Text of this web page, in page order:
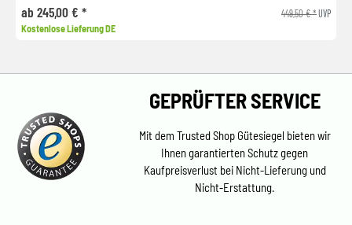
ab 245,00 € * 449,50 € *UVP
Kostenlose Lieferung DE
GEPRÜFTER SERVICE
Mit dem Trusted Shop Gütesiegel bieten wir
Ihnen garantierten Schutz gegen
Kaufpreisverlust bei Nicht-Lieferung und
Nicht-Erstattung.